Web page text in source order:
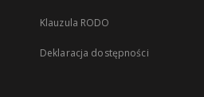
Klauzula RODO
Deklaracja dostępności